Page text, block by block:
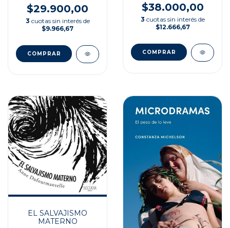
$29.900,00
3 cuotas sin interés de
$9.966,67
$38.000,00
3 cuotas sin interés de
$12.666,67
EL SALVAJISMO
MATERNO